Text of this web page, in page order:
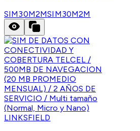
SIM30M2MSIM30M2M
LINKSFIELD